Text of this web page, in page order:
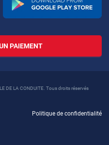
PAIEMENT
DE LA CONDUITE. Tous droits réservés
Politique de confidentialité